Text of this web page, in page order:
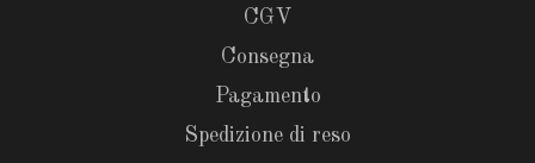
CGV
Consegna
Pagamento
Spedizione di reso